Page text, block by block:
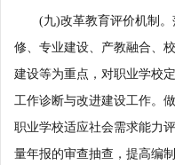
(九)改革教育评价机制。
修、专业建设、产教融合、
建设等为重点，对职业学校
工作诊断与改进建设工作。
职业学校适应社会需求能力
量年报的审查抽查，提高编